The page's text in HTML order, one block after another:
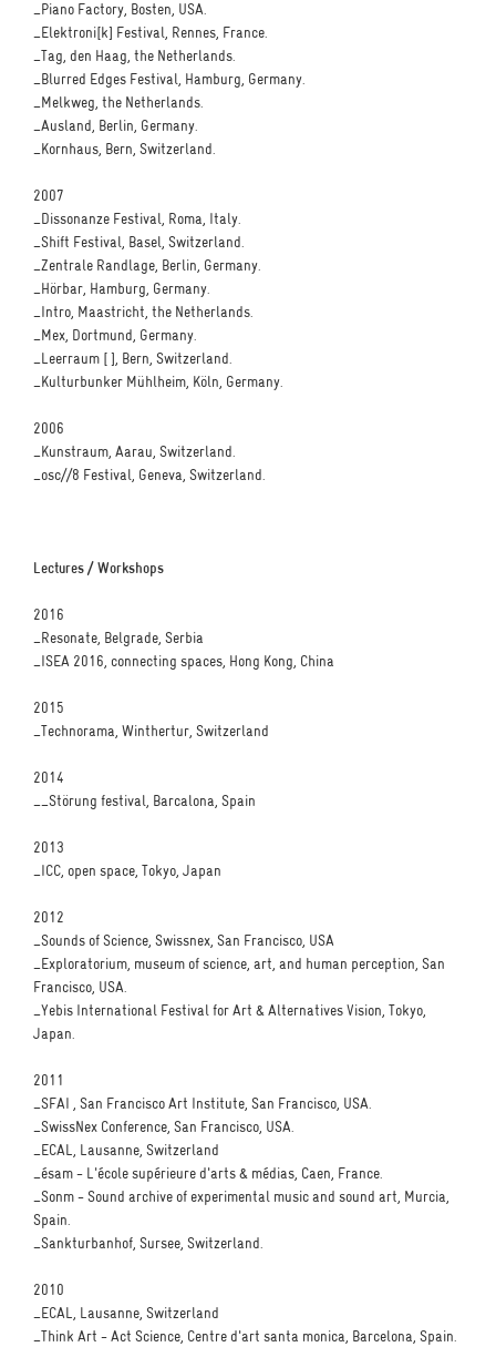
_Piano Factory, Bosten, USA.
_Elektroni[k] Festival, Rennes, France.
_Tag, den Haag, the Netherlands.
_Blurred Edges Festival, Hamburg, Germany.
_Melkweg, the Netherlands.
_Ausland, Berlin, Germany.
_Kornhaus, Bern, Switzerland.
2007
_Dissonanze Festival, Roma, Italy.
_Shift Festival, Basel, Switzerland.
_Zentrale Randlage, Berlin, Germany.
_Hörbar, Hamburg, Germany.
_Intro, Maastricht, the Netherlands.
_Mex, Dortmund, Germany.
_Leerraum [ ], Bern, Switzerland.
_Kulturbunker Mühlheim, Köln, Germany.
2006
_Kunstraum, Aarau, Switzerland.
_osc//8 Festival, Geneva, Switzerland.
Lectures / Workshops
2016
_Resonate, Belgrade, Serbia
_ISEA 2016, connecting spaces, Hong Kong, China
2015
_Technorama, Winthertur, Switzerland
2014
__Störung festival, Barcalona, Spain
2013
_ICC, open space, Tokyo, Japan
2012
_Sounds of Science, Swissnex, San Francisco, USA
_Exploratorium, museum of science, art, and human perception, San
Francisco, USA.
_Yebis International Festival for Art & Alternatives Vision, Tokyo,
Japan.
2011
_SFAI , San Francisco Art Institute, San Francisco, USA.
_SwissNex Conference, San Francisco, USA.
_ECAL, Lausanne, Switzerland
_ésam - L'école supérieure d'arts & médias, Caen, France.
_Sonm - Sound archive of experimental music and sound art, Murcia,
Spain.
_Sankturbanhof, Sursee, Switzerland.
2010
_ECAL, Lausanne, Switzerland
_Think Art - Act Science, Centre d'art santa monica, Barcelona, Spain.